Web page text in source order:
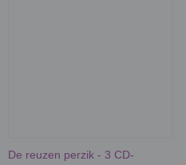
De reuzen perzik - 3 CD-